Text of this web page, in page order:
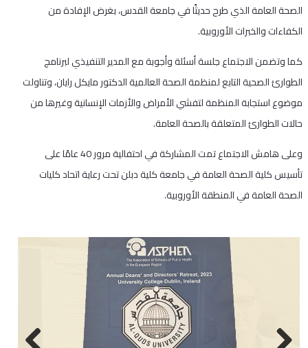
الصحة العامة الذي طرح حديثًا في جامعة القدس، بغرض الإفادة من
الكفاءات والخبرات الأوروبية.
كما وتضمن الاجتماع جلسة أسئلة وأجوبة مع المدير التنفيذي لبرنامج
الطوارئ الصحية التابع لمنظمة الصحة العالمية الدكتور مايكل رايان، وتناولت
موضوع استجابة المنظمة لتفشي الأمراض والأزمات الإنسانية وغيرها من
حالات الطوارئ المتعلقة بالصحة العامة.
وعلى هامش الاجتماع تمت المشاركة في احتفالية مرور 40 عامًا على
تأسيس كلية الصحة العامة في جامعة كلية دبلن تحت رعاية اتحاد كليات
الصحة العامة في المنطقة الأوروبية.